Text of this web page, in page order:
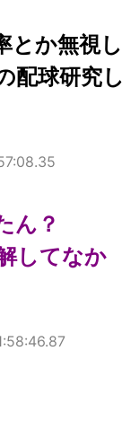
とか無視し
配球研究し
ん？
してなか